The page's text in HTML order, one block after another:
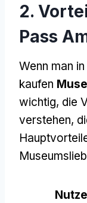
2.
Pass
Wenn man
kaufen
wichtig, die
verstehen,